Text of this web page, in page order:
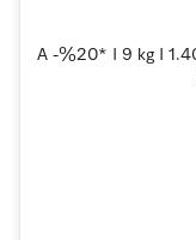
A -%20* I 9 kg I